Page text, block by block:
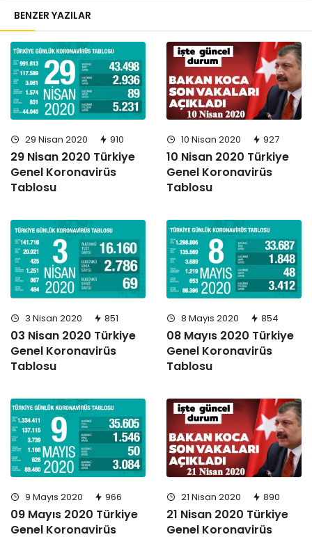
BENZER YAZILAR
29 Nisan 2020 910
29 Nisan 2020 Türkiye
Genel Koronavirüs
Tablosu
10 Nisan 2020 927
10 Nisan 2020 Türkiye
Genel Koronavirüs
Tablosu
3 Nisan 2020 851
03 Nisan 2020 Türkiye
Genel Koronavirüs
Tablosu
8 Mayıs 2020 854
08 Mayıs 2020 Türkiye
Genel Koronavirüs
Tablosu
9 Mayıs 2020 966
09 Mayıs 2020 Türkiye
Genel Koronavirüs
21 Nisan 2020 890
21 Nisan 2020 Türkiye
Genel Koronavirüs